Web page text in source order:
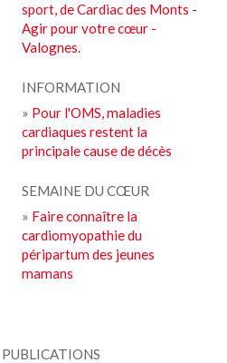
sport, de Cardiac des Monts -
Agir pour votre cœur -
Valognes.
INFORMATION
» Pour l'OMS, maladies
cardiaques restent la
principale cause de décès
SEMAINE DU CŒUR
» Faire connaître la
cardiomyopathie du
péripartum des jeunes
mamans
PUBLICATIONS